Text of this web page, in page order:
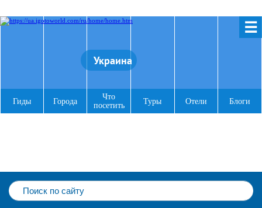
☰
Украина
Гиды Города
Что
посетить
Туры Отели Блоги